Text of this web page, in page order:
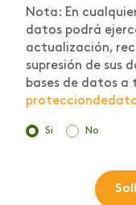
Nota: En
datos podrá
actualización,
supresión de sus
bases de datos
Si No